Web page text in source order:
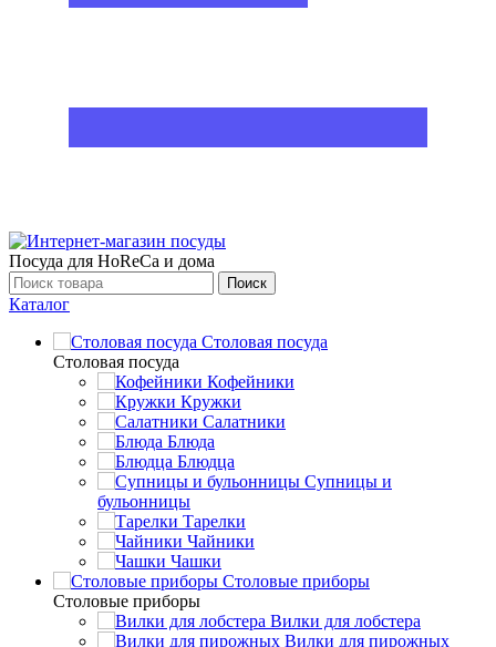
Посуда для HoReCa и дома
Поиск
Каталог
Столовая посуда
Столовая посуда
Кофейники
Кружки
Салатники
Блюда
Блюдца
Супницы и
бульонницы
Тарелки
Чайники
Чашки
Cтоловые приборы
Cтоловые приборы
Вилки для лобстера
Вилки для пирожных